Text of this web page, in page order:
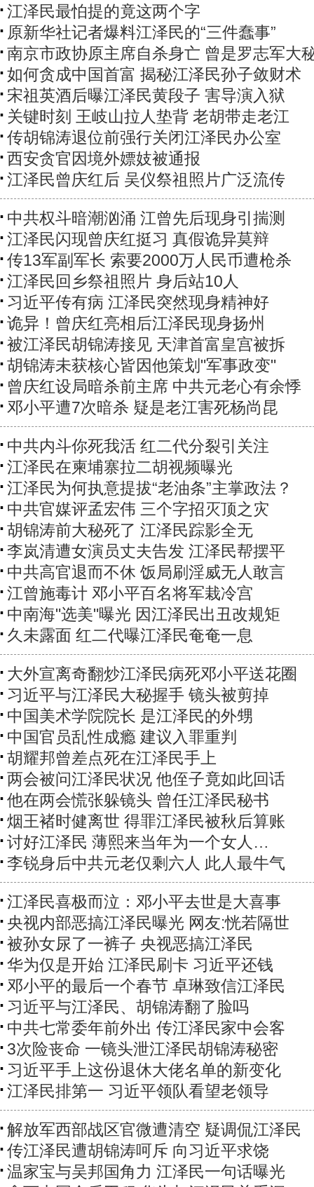
江泽民最怕提的竟这两个字
原新华社记者爆料江泽民的“三件蠢事”
南京市政协原主席自杀身亡 曾是罗志军大
如何贪成中国首富 揭秘江泽民孙子敛财术
宋祖英酒后曝江泽民黄段子 害导演入狱
关键时刻 王岐山拉人垫背 老胡带走老江
传胡锦涛退位前强行关闭江泽民办公室
西安贪官因境外嫖妓被通报
江泽民曾庆红后 吴仪祭祖照片广泛流传
中共权斗暗潮汹涌 江曾先后现身引揣测
江泽民闪现曾庆红挺习 真假诡异莫辩
传13军副军长 索要2000万人民币遭枪杀
江泽民回乡祭祖照片 身后站10人
习近平传有病 江泽民突然现身精神好
诡异！曾庆红亮相后江泽民现身扬州
被江泽民胡锦涛接见 天津首富皇宫被拆
​胡锦涛未获核心皆因他策划"军事政变"
曾庆红设局暗杀前主席 中共元老心有余悸
邓小平遭7次暗杀 疑是老江害死杨尚昆
中共内斗你死我活 红二代分裂引关注
江泽民在柬埔寨拉二胡视频曝光
江泽民为何执意提拔“老油条”主掌政法？
中共官媒评孟宏伟 三个字招灭顶之灾
胡锦涛前大秘死了 江泽民踪影全无
李岚清遭女演员丈夫告发 江泽民帮摆平
中共高官退而不休 饭局刷淫威无人敢言
江曾施毒计 邓小平百名将军栽冷宫
中南海"选美"曝光 因江泽民出丑改规矩
久未露面 红二代曝江泽民奄奄一息
大外宣离奇翻炒江泽民病死邓小平送花圈
习近平与江泽民大秘握手 镜头被剪掉
中国美术学院院长 是江泽民的外甥
中国官员乱性成瘾 建议入罪重判
胡耀邦曾差点死在江泽民手上
两会被问江泽民状况 他侄子竟如此回话
他在两会慌张躲镜头 曾任江泽民秘书
烟王褚时健离世 得罪江泽民被秋后算账
讨好江泽民 薄熙来当年为一个女人…
李锐身后中共元老仅剩六人 此人最牛气
江泽民喜极而泣：邓小平去世是大喜事
央视内部恶搞江泽民曝光 网友:恍若隔世
被孙女尿了一裤子 央视恶搞江泽民
华为仅是开始 江泽民刷卡 习近平还钱
邓小平的最后一个春节 卓琳致信江泽民
习近平与江泽民、胡锦涛翻了脸吗
中共七常委年前外出 传江泽民家中会客
3次险丧命 一镜头泄江泽民胡锦涛秘密
习近平手上这份退休大佬名单的新变化
江泽民排第一 习近平领队看望老领导
解放军西部战区官微遭清空 疑调侃江泽民
传江泽民遭胡锦涛呵斥 向习近平求饶
温家宝与吴邦国角力 江泽民一句话曝光